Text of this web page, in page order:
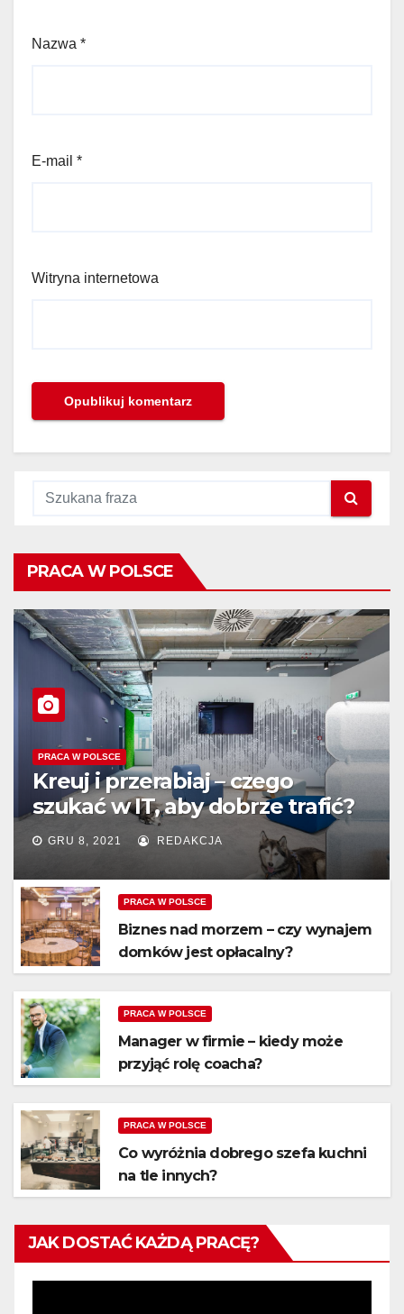
Nazwa *
E-mail *
Witryna internetowa
PRACA W POLSCE
PRACA W POLSCE
Kreuj i przerabiaj – czego
szukać w IT, aby dobrze trafić?
GRU 8, 2021 REDAKCJA
PRACA W POLSCE
Biznes nad morzem – czy wynajem
domków jest opłacalny?
PRACA W POLSCE
Manager w firmie – kiedy może
przyjąć rolę coacha?
PRACA W POLSCE
Co wyróżnia dobrego szefa kuchni
na tle innych?
JAK DOSTAĆ KAŻDĄ PRACĘ?